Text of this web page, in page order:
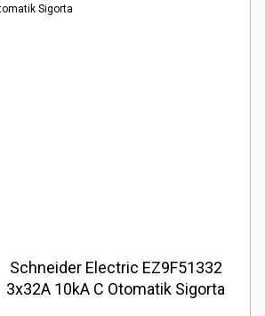
Schneider Electric EZ9F51332
3x32A 10kA C Otomatik Sigorta